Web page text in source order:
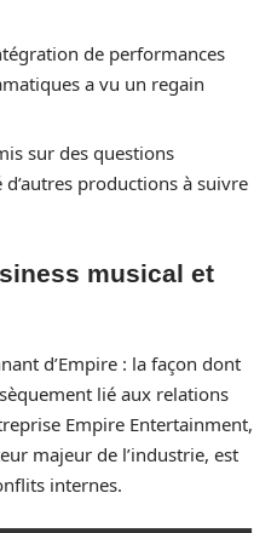
de performances
a vu un regain
sur des questions
productions à suivre
musical et
d’Empire : la façon dont
lié aux relations
Empire Entertainment,
majeur de l’industrie, est
internes.